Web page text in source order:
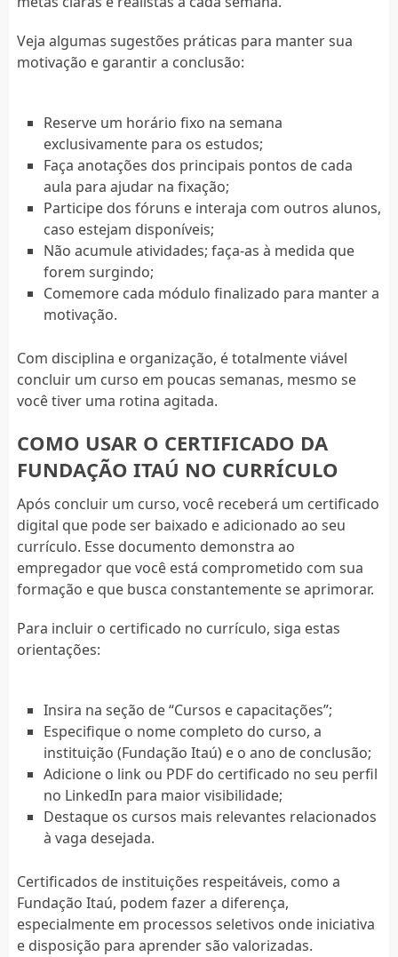
Veja algumas sugestões práticas para manter sua
motivação e garantir a conclusão:
Reserve um horário fixo na semana
exclusivamente para os estudos;
Faça anotações dos principais pontos de cada
aula para ajudar na fixação;
Participe dos fóruns e interaja com outros alunos,
caso estejam disponíveis;
Não acumule atividades; faça-as à medida que
forem surgindo;
Comemore cada módulo finalizado para manter a
motivação.
Com disciplina e organização, é totalmente viável
concluir um curso em poucas semanas, mesmo se
você tiver uma rotina agitada.
COMO USAR O CERTIFICADO DA
FUNDAÇÃO ITAÚ NO CURRÍCULO
Após concluir um curso, você receberá um certificado
digital que pode ser baixado e adicionado ao seu
currículo. Esse documento demonstra ao
empregador que você está comprometido com sua
formação e que busca constantemente se aprimorar.
Para incluir o certificado no currículo, siga estas
orientações:
Insira na seção de “Cursos e capacitações”;
Especifique o nome completo do curso, a
instituição (Fundação Itaú) e o ano de conclusão;
Adicione o link ou PDF do certificado no seu perfil
no LinkedIn para maior visibilidade;
Destaque os cursos mais relevantes relacionados
à vaga desejada.
Certificados de instituições respeitáveis, como a
Fundação Itaú, podem fazer a diferença,
especialmente em processos seletivos onde iniciativa
e disposição para aprender são valorizadas.